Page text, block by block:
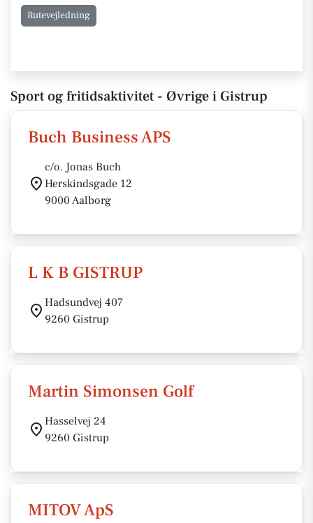
Rutevejledning
Sport og fritidsaktivitet - Øvrige i Gistrup
Buch Business APS
c/o. Jonas Buch
Herskindsgade 12
9000 Aalborg
L K B GISTRUP
Hadsundvej 407
9260 Gistrup
Martin Simonsen Golf
Hasselvej 24
9260 Gistrup
MITOV ApS